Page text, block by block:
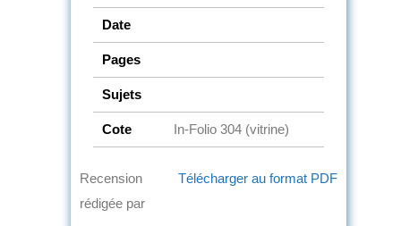
Date
Pages
Sujets
Cote In-Folio 304 (vitrine)
Télécharger au format PDF
Recension
rédigée par